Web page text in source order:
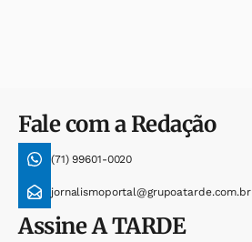
Fale com a Redação
(71) 99601-0020
jornalismoportal@grupoatarde.com.br
AssineA TARDE